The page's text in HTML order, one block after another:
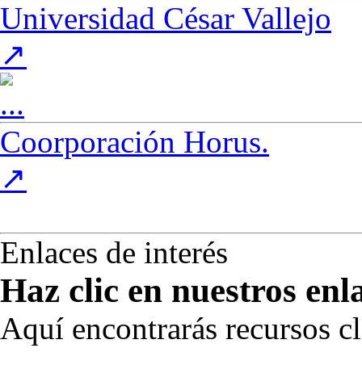
Universidad César Vallejo
↗
Coorporación Horus.
↗
Enlaces de interés
Haz clic en nuestros
Aquí encontrarás recursos